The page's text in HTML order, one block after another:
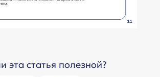
эта статья полезной?